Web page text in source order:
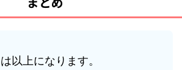
以上になります。